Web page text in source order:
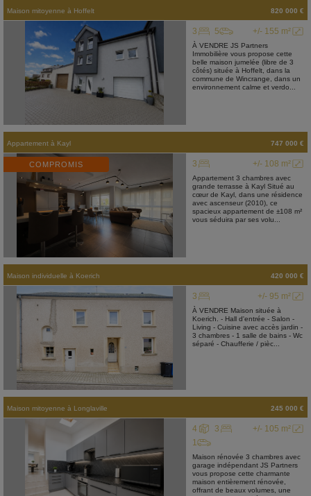
Maison mitoyenne à Hoffelt 820 000 €
+/- 155 m²
3 5
À VENDRE JS Partners
Immobilière vous propose cette
belle maison jumelée (libre de 3
côtés) située à Hoffelt, dans la
commune de Wincrange, dans un
environnement calme et verdo...
Appartement à Kayl 747 000 €
COMPROMIS +/- 108 m²
3
Appartement 3 chambres avec
grande terrasse à Kayl Situé au
cœur de Kayl, dans une résidence
avec ascenseur (2010), ce
spacieux appartement de ±108 m²
vous séduira par ses volu...
Maison individuelle à Koerich 420 000 €
+/- 95 m²
3
À VENDRE Maison située à
Koerich. - Hall d'entrée - Salon -
Living - Cuisine avec accès jardin -
3 chambres - 1 salle de bains - Wc
séparé - Chaufferie / pièc...
Maison mitoyenne à Longlaville 245 000 €
+/- 105 m²
4
3
1
Maison rénovée 3 chambres avec
garage indépendant JS Partners
vous propose cette charmante
maison entièrement rénovée,
offrant de beaux volumes, une